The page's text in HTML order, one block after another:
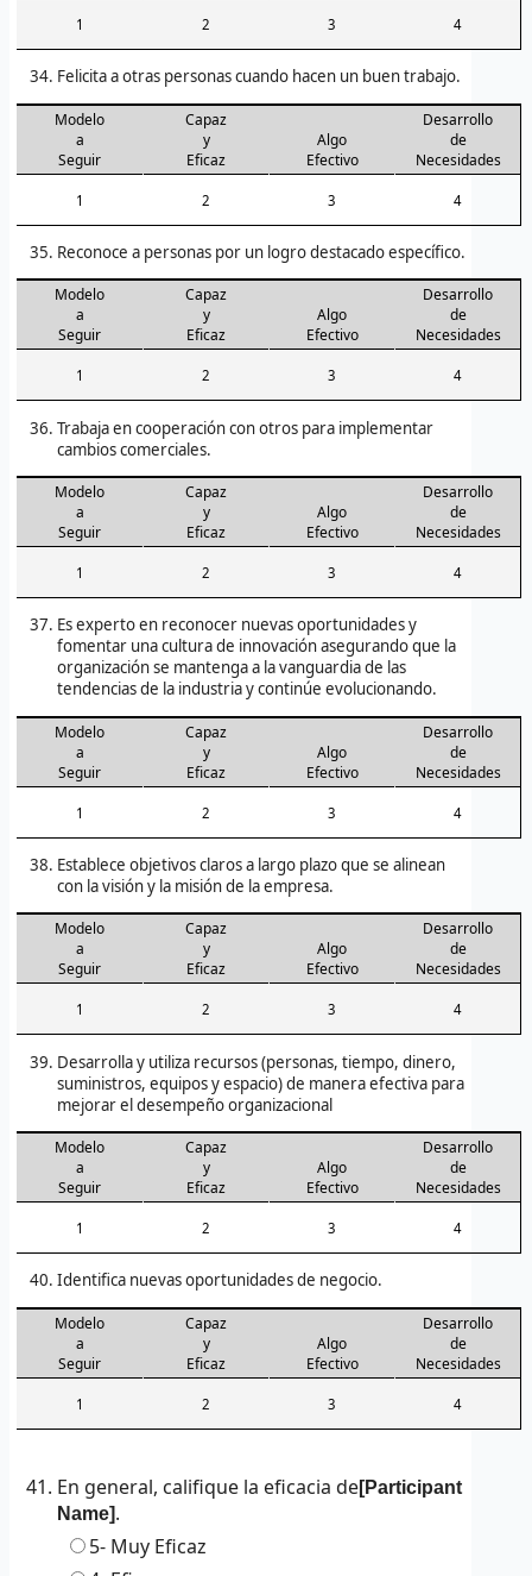
1 2 3 4
Felicita a otras personas cuando hacen un buen trabajo.
Modelo
a
Seguir
Capaz
y
Eficaz
Algo
Efectivo
Desarrollo
de
Necesidades
1 2 3 4
Reconoce a personas por un logro destacado específico.
Modelo
a
Seguir
Capaz
y
Eficaz
Algo
Efectivo
Desarrollo
de
Necesidades
1 2 3 4
Trabaja en cooperación con otros para implementar
cambios comerciales.
Modelo
a
Seguir
Capaz
y
Eficaz
Algo
Efectivo
Desarrollo
de
Necesidades
1 2 3 4
Es experto en reconocer nuevas oportunidades y
fomentar una cultura de innovación asegurando que la
organización se mantenga a la vanguardia de las
tendencias de la industria y continúe evolucionando.
Modelo
a
Seguir
Capaz
y
Eficaz
Algo
Efectivo
Desarrollo
de
Necesidades
1 2 3 4
Establece objetivos claros a largo plazo que se alinean
con la visión y la misión de la empresa.
Modelo
a
Seguir
Capaz
y
Eficaz
Algo
Efectivo
Desarrollo
de
Necesidades
1 2 3 4
Desarrolla y utiliza recursos (personas, tiempo, dinero,
suministros, equipos y espacio) de manera efectiva para
mejorar el desempeño organizacional
Modelo
a
Seguir
Capaz
y
Eficaz
Algo
Efectivo
Desarrollo
de
Necesidades
1 2 3 4
Identifica nuevas oportunidades de negocio.
Modelo
a
Seguir
Capaz
y
Eficaz
Algo
Efectivo
Desarrollo
de
Necesidades
1 2 3 4
En general, califique la eficacia de[Participant
Name].
5- Muy Eficaz